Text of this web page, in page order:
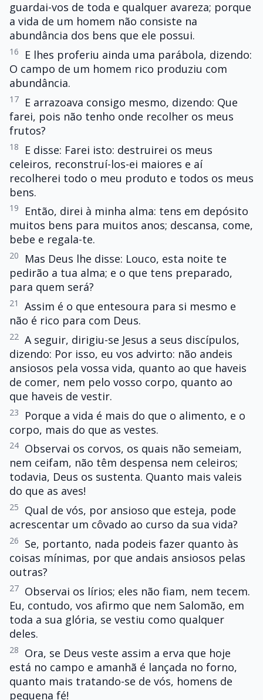
guardai-vos de toda e qualquer avareza; porque
a vida de um homem não consiste na
abundância dos bens que ele possui.
16
E lhes proferiu ainda uma parábola, dizendo:
O campo de um homem rico produziu com
abundância.
17
E arrazoava consigo mesmo, dizendo: Que
farei, pois não tenho onde recolher os meus
frutos?
18
E disse: Farei isto: destruirei os meus
celeiros, reconstruí-los-ei maiores e aí
recolherei todo o meu produto e todos os meus
bens.
19
Então, direi à minha alma: tens em depósito
muitos bens para muitos anos; descansa, come,
bebe e regala-te.
20
Mas Deus lhe disse: Louco, esta noite te
pedirão a tua alma; e o que tens preparado,
para quem será?
21
Assim é o que entesoura para si mesmo e
não é rico para com Deus.
22 A seguir, dirigiu-se Jesus a seus discípulos,
dizendo: Por isso, eu vos advirto: não andeis
ansiosos pela vossa vida, quanto ao que haveis
de comer, nem pelo vosso corpo, quanto ao
que haveis de vestir.
23
Porque a vida é mais do que o alimento, e o
corpo, mais do que as vestes.
24 Observai os corvos, os quais não semeiam,
nem ceifam, não têm despensa nem celeiros;
todavia, Deus os sustenta. Quanto mais valeis
do que as aves!
25
Qual de vós, por ansioso que esteja, pode
acrescentar um côvado ao curso da sua vida?
26
Se, portanto, nada podeis fazer quanto às
coisas mínimas, por que andais ansiosos pelas
outras?
27 Observai os lírios; eles não fiam, nem tecem.
Eu, contudo, vos afirmo que nem Salomão, em
toda a sua glória, se vestiu como qualquer
deles.
28
Ora, se Deus veste assim a erva que hoje
está no campo e amanhã é lançada no forno,
quanto mais tratando-se de vós, homens de
pequena fé!